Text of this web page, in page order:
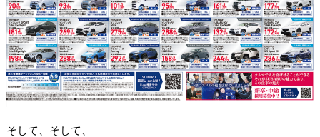
そして、そして、